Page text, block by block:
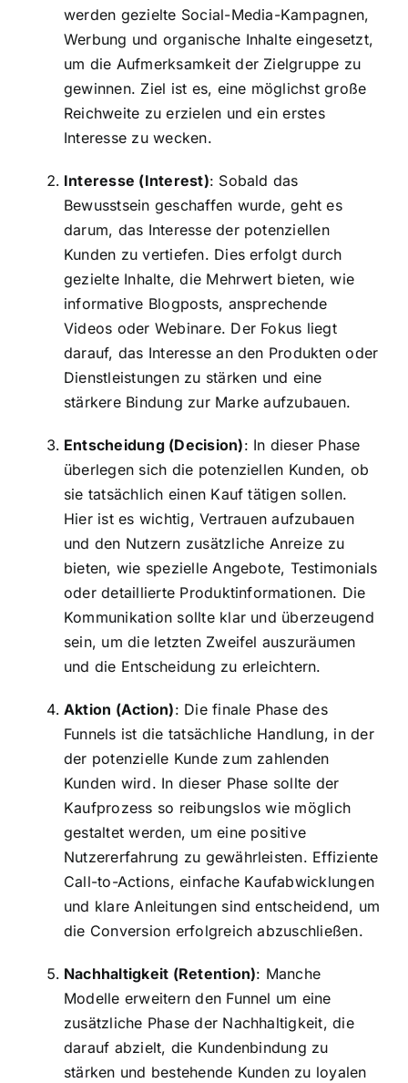
werden gezielte Social-Media-Kampagnen,
Werbung und organische Inhalte eingesetzt,
um die Aufmerksamkeit der Zielgruppe zu
gewinnen. Ziel ist es, eine möglichst große
Reichweite zu erzielen und ein erstes
Interesse zu wecken.
Interesse (Interest): Sobald das
Bewusstsein geschaffen wurde, geht es
darum, das Interesse der potenziellen
Kunden zu vertiefen. Dies erfolgt durch
gezielte Inhalte, die Mehrwert bieten, wie
informative Blogposts, ansprechende
Videos oder Webinare. Der Fokus liegt
darauf, das Interesse an den Produkten oder
Dienstleistungen zu stärken und eine
stärkere Bindung zur Marke aufzubauen.
Entscheidung (Decision): In dieser Phase
überlegen sich die potenziellen Kunden, ob
sie tatsächlich einen Kauf tätigen sollen.
Hier ist es wichtig, Vertrauen aufzubauen
und den Nutzern zusätzliche Anreize zu
bieten, wie spezielle Angebote, Testimonials
oder detaillierte Produktinformationen. Die
Kommunikation sollte klar und überzeugend
sein, um die letzten Zweifel auszuräumen
und die Entscheidung zu erleichtern.
Aktion (Action): Die finale Phase des
Funnels ist die tatsächliche Handlung, in der
der potenzielle Kunde zum zahlenden
Kunden wird. In dieser Phase sollte der
Kaufprozess so reibungslos wie möglich
gestaltet werden, um eine positive
Nutzererfahrung zu gewährleisten. Effiziente
Call-to-Actions, einfache Kaufabwicklungen
und klare Anleitungen sind entscheidend, um
die Conversion erfolgreich abzuschließen.
Nachhaltigkeit (Retention): Manche
Modelle erweitern den Funnel um eine
zusätzliche Phase der Nachhaltigkeit, die
darauf abzielt, die Kundenbindung zu
stärken und bestehende Kunden zu loyalen